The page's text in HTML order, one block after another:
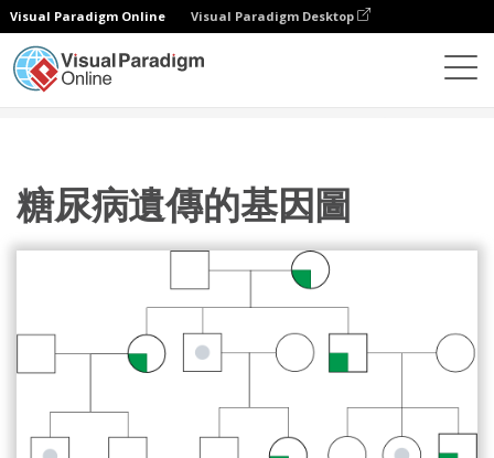
Visual Paradigm Online Visual Paradigm Desktop
糖尿病遺傳的基因圖